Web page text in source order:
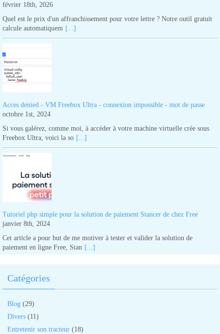
février 18th, 2026
Quel est le prix d'un affranchissement pour votre lettre ? Notre outil gratuit
calcule automatiquem [...]
Acces denied - VM Freebox Ultra - connexion impossible - mot de passe
octobre 1st, 2024
Si vous galérez, comme moi, à accéder à votre machine virtuelle crée sous
Freebox Ultra, voici la so [...]
Tutoriel php simple pour la solution de paiement Stancer de chez Free
janvier 8th, 2024
Cet article a pour but de me motiver à tester et valider la solution de
paiement en ligne Free, Stan [...]
Catégories
Blog (29)
Divers (11)
Entretenir son tracteur (18)